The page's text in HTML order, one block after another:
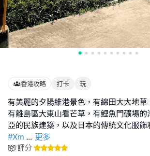
香港攻略 打卡 玩
有美麗的夕陽維港景色，有綿田大大地草
有離島區大東山看芒草，有鯉魚門礦場的
#Xm ... 更多
評分